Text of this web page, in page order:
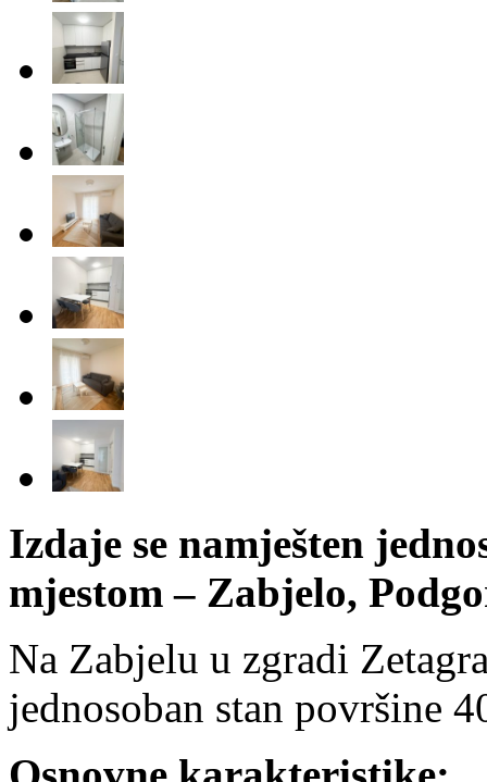
Izdaje se namješten
mjestom – Zabjelo,
Na Zabjelu u zgradi
jednosoban stan površine